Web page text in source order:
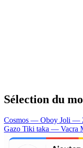
Sélection du
Cosmos — Oboy Joli —
Gazo Tiki taka — Vacra